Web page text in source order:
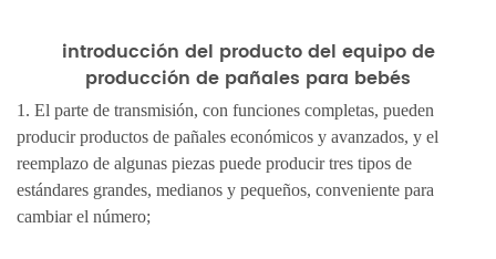
introducción del producto del equipo de
producción de pañales para bebés
1. El parte de transmisión, con funciones completas, pueden
producir productos de pañales económicos y avanzados, y el
reemplazo de algunas piezas puede producir tres tipos de
estándares grandes, medianos y pequeños, conveniente para
cambiar el número;